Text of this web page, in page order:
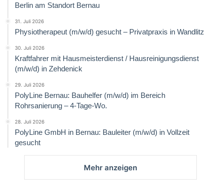
Berlin am Standort Bernau
31. Juli 2026
Physiotherapeut (m/w/d) gesucht – Privatpraxis in Wandlitz
30. Juli 2026
Kraftfahrer mit Hausmeisterdienst / Hausreinigungsdienst
(m/w/d) in Zehdenick
29. Juli 2026
PolyLine Bernau: Bauhelfer (m/w/d) im Bereich
Rohrsanierung – 4-Tage-Wo.
28. Juli 2026
PolyLine GmbH in Bernau: Bauleiter (m/w/d) in Vollzeit
gesucht
Mehr anzeigen